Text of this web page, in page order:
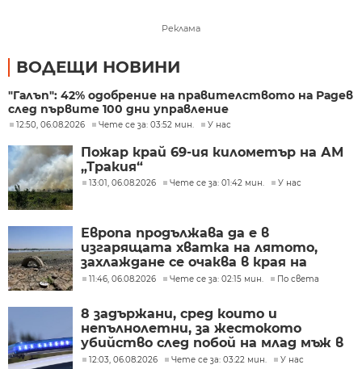
Реклама
ВОДЕЩИ НОВИНИ
"Галъп": 42% одобрение на правителството на Радев
след първите 100 дни управление
12:50, 06.08.2026 Чете се за: 03:52 мин. У нас
Пожар край 69-ия километър на АМ
„Тракия“
13:01, 06.08.2026 Чете се за: 01:42 мин. У нас
Европа продължава да е в
изгарящата хватка на лятото,
захлаждане се очаква в края на
седмицата
11:46, 06.08.2026 Чете се за: 02:15 мин. По света
8 задържани, сред които и
непълнолетни, за жестокото
убийство след побой на млад мъж в
Пловдив
12:03, 06.08.2026 Чете се за: 03:22 мин. У нас